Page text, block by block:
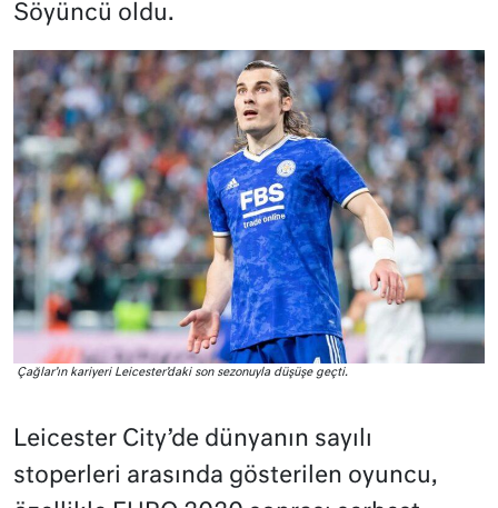
Söyüncü oldu.
Çağlar’ın kariyeri Leicester’daki son sezonuyla düşüşe geçti.
Leicester City’de dünyanın sayılı
stoperleri arasında gösterilen oyuncu,